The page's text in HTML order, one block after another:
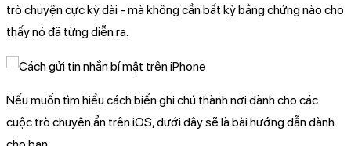
trò chuyện cực kỳ dài - mà không cần bất kỳ bằng chứng nào cho
thấy nó đã từng diễn ra.
Nếu muốn tìm hiểu cách biến ghi chú thành nơi dành cho các
cuộc trò chuyện ẩn trên iOS, dưới đây sẽ là bài hướng dẫn dành